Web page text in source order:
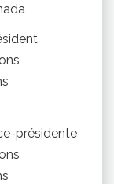
présidente